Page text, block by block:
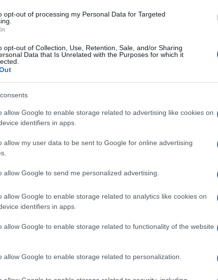
opt-out of processing my Personal Data for Targeted
opt-out of Collection, Use, Retention, Sale, and/or Sharing
Data that Is Unrelated with the Purposes for which it
allow Google to enable storage related to advertising like cookies on
identifiers in apps.
allow my user data to be sent to Google for online advertising
allow Google to send me personalized advertising.
allow Google to enable storage related to analytics like cookies on
identifiers in apps.
allow Google to enable storage related to functionality of the website
allow Google to enable storage related to personalization.
in dubbio l’efficacia del trattamento?
credo nell’agopuntura, oppure “esiste solo
o anche viceversa: “con la
meglio non seguire le indicazioni della
è un’affermazione obsoleta
conoscerla.
l’efficacia.
ledue medicine, cinese e tradizionale,
dell’altra, poiché entrambe
del paziente.
di agopuntura un fisiatra e un
con specializzazione differente
tecnica che deve essere eseguita nella
dalla specializzazione. Possiamo
specializzazione a sé stante